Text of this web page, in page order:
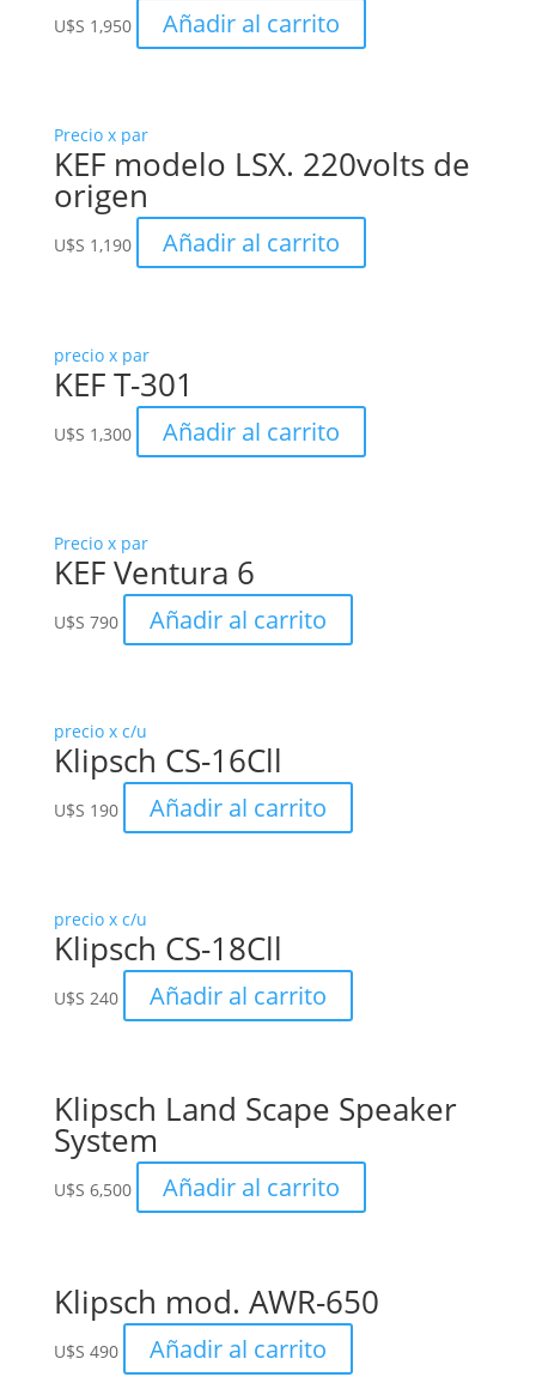
U$S 1,950 Añadir al carrito
Precio x par
KEF modelo LSX. 220volts de
origen
U$S 1,190 Añadir al carrito
precio x par
KEF T-301
U$S 1,300 Añadir al carrito
Precio x par
KEF Ventura 6
U$S 790 Añadir al carrito
precio x c/u
Klipsch CS-16Cll
U$S 190 Añadir al carrito
precio x c/u
Klipsch CS-18Cll
U$S 240 Añadir al carrito
Klipsch Land Scape Speaker
System
U$S 6,500 Añadir al carrito
Klipsch mod. AWR-650
U$S 490 Añadir al carrito